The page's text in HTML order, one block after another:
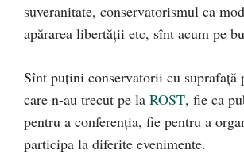
suveranitate, conservatorismul ca
apărarea libertății etc, sînt acum pe
Sînt puțini conservatorii cu suprafață
care n-au trecut pe la ROST, fie ca
pentru a conferenția, fie pentru a
participa la diferite evenimente.